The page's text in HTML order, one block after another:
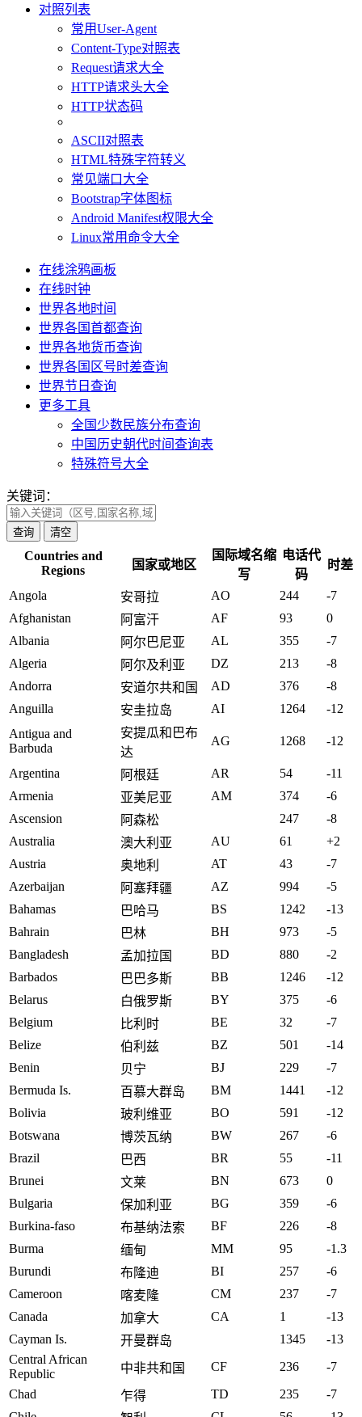
对照列表
常用User-Agent
Content-Type对照表
Request请求大全
HTTP请求头大全
HTTP状态码
ASCII对照表
HTML特殊字符转义
常见端口大全
Bootstrap字体图标
Android Manifest权限大全
Linux常用命令大全
在线涂鸦画板
在线时钟
世界各地时间
世界各国首都查询
世界各地货币查询
世界各国区号时差查询
世界节日查询
更多工具
全国少数民族分布查询
中国历史朝代时间查询表
特殊符号大全
关键词：
查询
Countries and
Regions
国家或地区
国际域名缩
写
电话代
码
时差
Angola 安哥拉 AO 244
-7
Afghanistan
阿富汗 AF 93
0
Albania
阿尔巴尼亚 AL 355
-7
Algeria
阿尔及利亚 DZ 213
-8
Andorra
安道尔共和国 AD 376
-8
Anguilla
安圭拉岛 AI 1264
-12
Antigua and
Barbuda
安提瓜和巴布
达
AG 1268 -12
Argentina 阿根廷 AR 54
-11
Armenia
亚美尼亚 AM 374
-6
Ascension
阿森松 247
-8
Australia
澳大利亚 AU 61
+2
Austria
奥地利 AT 43
-7
Azerbaijan
阿塞拜疆 AZ 994
-5
Bahamas
巴哈马 BS 1242
-13
Bahrain
巴林 BH 973
-5
Bangladesh
孟加拉国 BD 880
-2
Barbados
巴巴多斯 BB 1246
-12
Belarus
白俄罗斯 BY 375
-6
Belgium
比利时 BE 32
-7
Belize
伯利兹 BZ 501
-14
Benin
贝宁 BJ 229
-7
Bermuda Is.
百慕大群岛 BM 1441
-12
Bolivia
玻利维亚 BO 591
-12
Botswana
博茨瓦纳 BW 267
-6
Brazil
巴西 BR 55
-11
Brunei
文莱 BN 673
0
Bulgaria
保加利亚 BG 359
-6
Burkina-faso
布基纳法索 BF 226
-8
Burma
缅甸 MM 95
-1.3
Burundi
布隆迪 BI 257
-6
Cameroon
喀麦隆 CM 237
-7
Canada
加拿大 CA 1
-13
Cayman Is.
开曼群岛 1345
-13
Central African
Republic
中非共和国 CF 236
-7
Chad
乍得 TD 235
-7